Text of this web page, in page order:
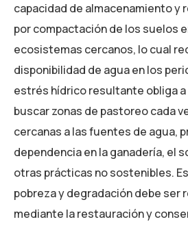
capacidad de almacenamiento y
por compactación de los suelos
ecosistemas cercanos, lo cual
disponibilidad de agua en los
estrés hídrico resultante obliga
buscar zonas de pastoreo cada
cercanas a las fuentes de agua,
dependencia en la ganadería, el
otras prácticas no sostenibles.
pobreza y degradación debe ser
mediante la restauración y